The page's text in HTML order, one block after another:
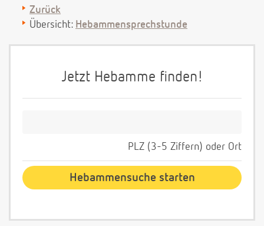
Zurück
Übersicht: Hebammensprechstunde
Jetzt Hebamme finden!
PLZ (3-5 Ziffern) oder Ort